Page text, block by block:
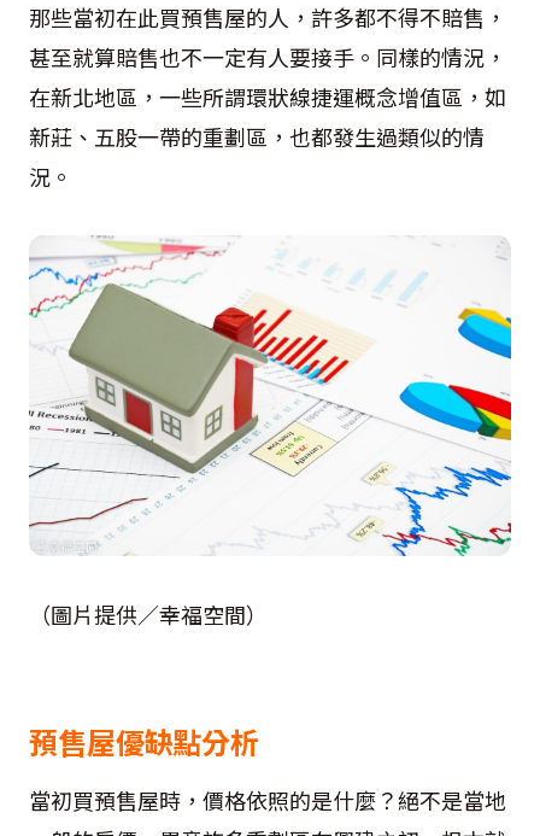
那些當初在此買預售屋的人，許多都不得不賠售，
甚至就算賠售也不一定有人要接手。同樣的情況，
在新北地區，一些所謂環狀線捷運概念增值區，如
新莊、五股一帶的重劃區，也都發生過類似的情
況。
（圖片提供／幸福空間）
預售屋優缺點分析
當初買預售屋時，價格依照的是什麼？絕不是當地